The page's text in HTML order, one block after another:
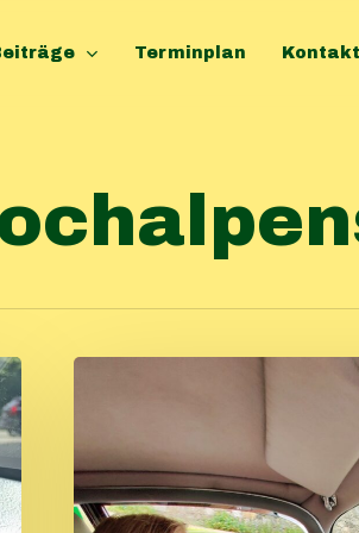
Terminplan Kontakt
Sommerausfahrt